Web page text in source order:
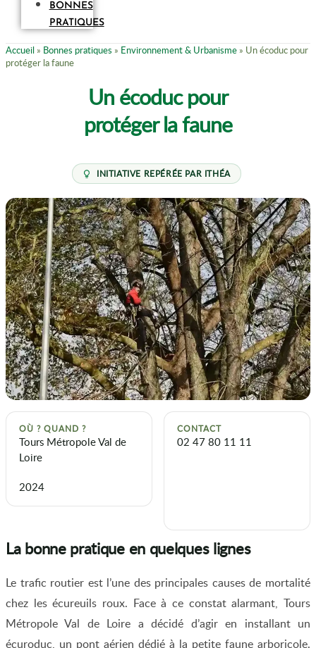
BONNES
PRATIQUES
Accueil » Bonnes pratiques » Environnement & Urbanisme » Un écoduc pour
protéger la faune
Un écoduc pour
protéger la faune
OÙ ? QUAND ?
Tours Métropole Val de
Loire
2024
CONTACT
02 47 80 11 11
La bonne pratique en quelques lignes
Le trafic routier est l’une des principales causes de mortalité
chez les écureuils roux. Face à ce constat alarmant, Tours
Métropole Val de Loire a décidé d’agir en installant un
écuroduc, un pont aérien dédié à la petite faune arboricole.